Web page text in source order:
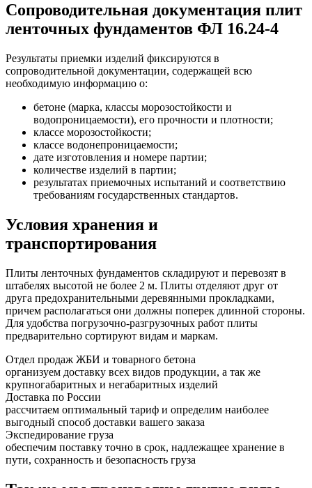
Сопроводительная документация плит
ленточных фундаментов ФЛ 16.24-4
Результаты приемки изделий фиксируются в
сопроводительной документации, содержащей всю
необходимую информацию о:
бетоне (марка, классы морозостойкости и
водопроницаемости), его прочности и плотности;
классе морозостойкости;
классе водонепроницаемости;
дате изготовления и номере партии;
количестве изделий в партии;
результатах приемочных испытаний и соответствию
требованиям государственных стандартов.
Условия хранения и
транспортирования
Плиты ленточных фундаментов складируют и перевозят в
штабелях высотой не более 2 м. Плиты отделяют друг от
друга предохранительными деревянными прокладками,
причем располагаться они должны поперек длинной стороны.
Для удобства погрузочно-разгрузочных работ плиты
предварительно сортируют видам и маркам.
Отдел продаж ЖБИ и товарного бетона
организуем доставку всех видов продукции, а так же
крупногабаритных и негабаритных изделий
Доставка по России
рассчитаем оптимальный тариф и определим наиболее
выгодный способ доставки вашего заказа
Экспедирование груза
обеспечим поставку точно в срок, надлежащее хранение в
пути, сохранность и безопасность груза